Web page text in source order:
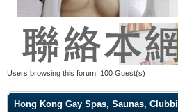
Users browsing this forum: 100 Guest(s)
Hong Kong Gay Spas, Saunas,